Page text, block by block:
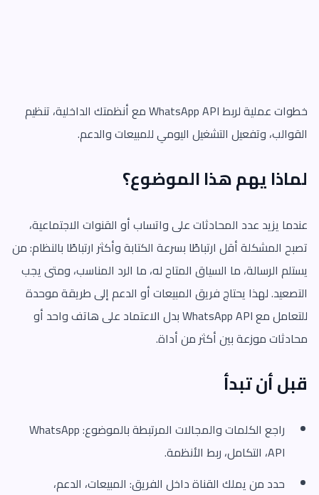
خطوات عملية لربط WhatsApp API مع أنظمتك الداخلية، تنظيم
القوالب، وتفعيل التشغيل اليومي للمبيعات والدعم.
لماذا يهم هذا الموضوع؟
عندما يزيد عدد المحادثات على واتساب أو القنوات الاجتماعية،
تصبح المشكلة أقل ارتباطًا بسرعة الكتابة وأكثر ارتباطًا بالنظام: من
يستلم الرسالة، ما السياق المتاح له، ما الرد المناسب، ومتى يجب
التصعيد. لهذا يحتاج فريق المبيعات أو الدعم إلى طريقة موحدة
للتعامل مع WhatsApp API بدل الاعتماد على هاتف واحد أو
محادثات موزعة بين أكثر من أداة.
قبل أن تبدأ
راجع الكلمات والمجالات المرتبطة بالموضوع: WhatsApp
API، التكامل، ربط الأنظمة.
حدد من يملك القناة داخل الفريق: المبيعات، الدعم،